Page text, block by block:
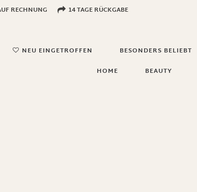
RECHNUNG 14 TAGE RÜCKGABE
NEU EINGETROFFEN BESONDERS BELIEBT
HOME
BEAUTY